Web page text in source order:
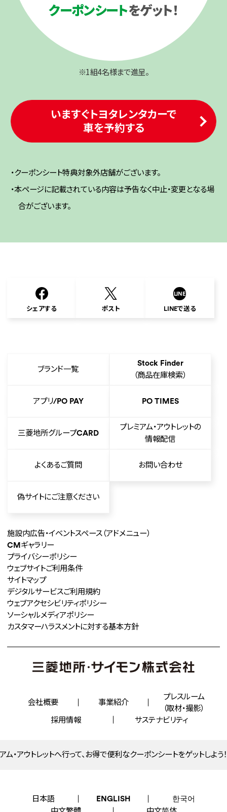
クーポンシートをゲット！
※1組4名様まで進呈。
いますぐトヨタレンタカーで
車を予約する
・クーポンシート特典対象外店舗がございます。
・本ページに記載されている内容は予告なく中止・変更となる場
合がございます。
シェアする ポスト
LINE
LINEで送る
ブランド一覧
Stock Finder
（商品在庫検索）
アプリ/PO PAY PO TIMES
三菱地所グループCARD
プレミアム・アウトレットの
情報配信
よくあるご質問 お問い合わせ
偽サイトにご注意ください
施設内広告・イベントスペース （アドメニュー）
CMギャラリー
プライバシーポリシー
ウェブサイトご利用条件
サイトマップ
デジタルサービスご利用規約
ウェブアクセシビリティポリシー
ソーシャルメディアポリシー
カスタマーハラスメントに対する基本方針
会社概要 事業紹介
プレスルーム
（取材・撮影）
採用情報
サステナビリティ
ム・アウトレットへ行って、お得で便利なクーポンシートをゲットしよう！
日本語 ENGLISH
한국어